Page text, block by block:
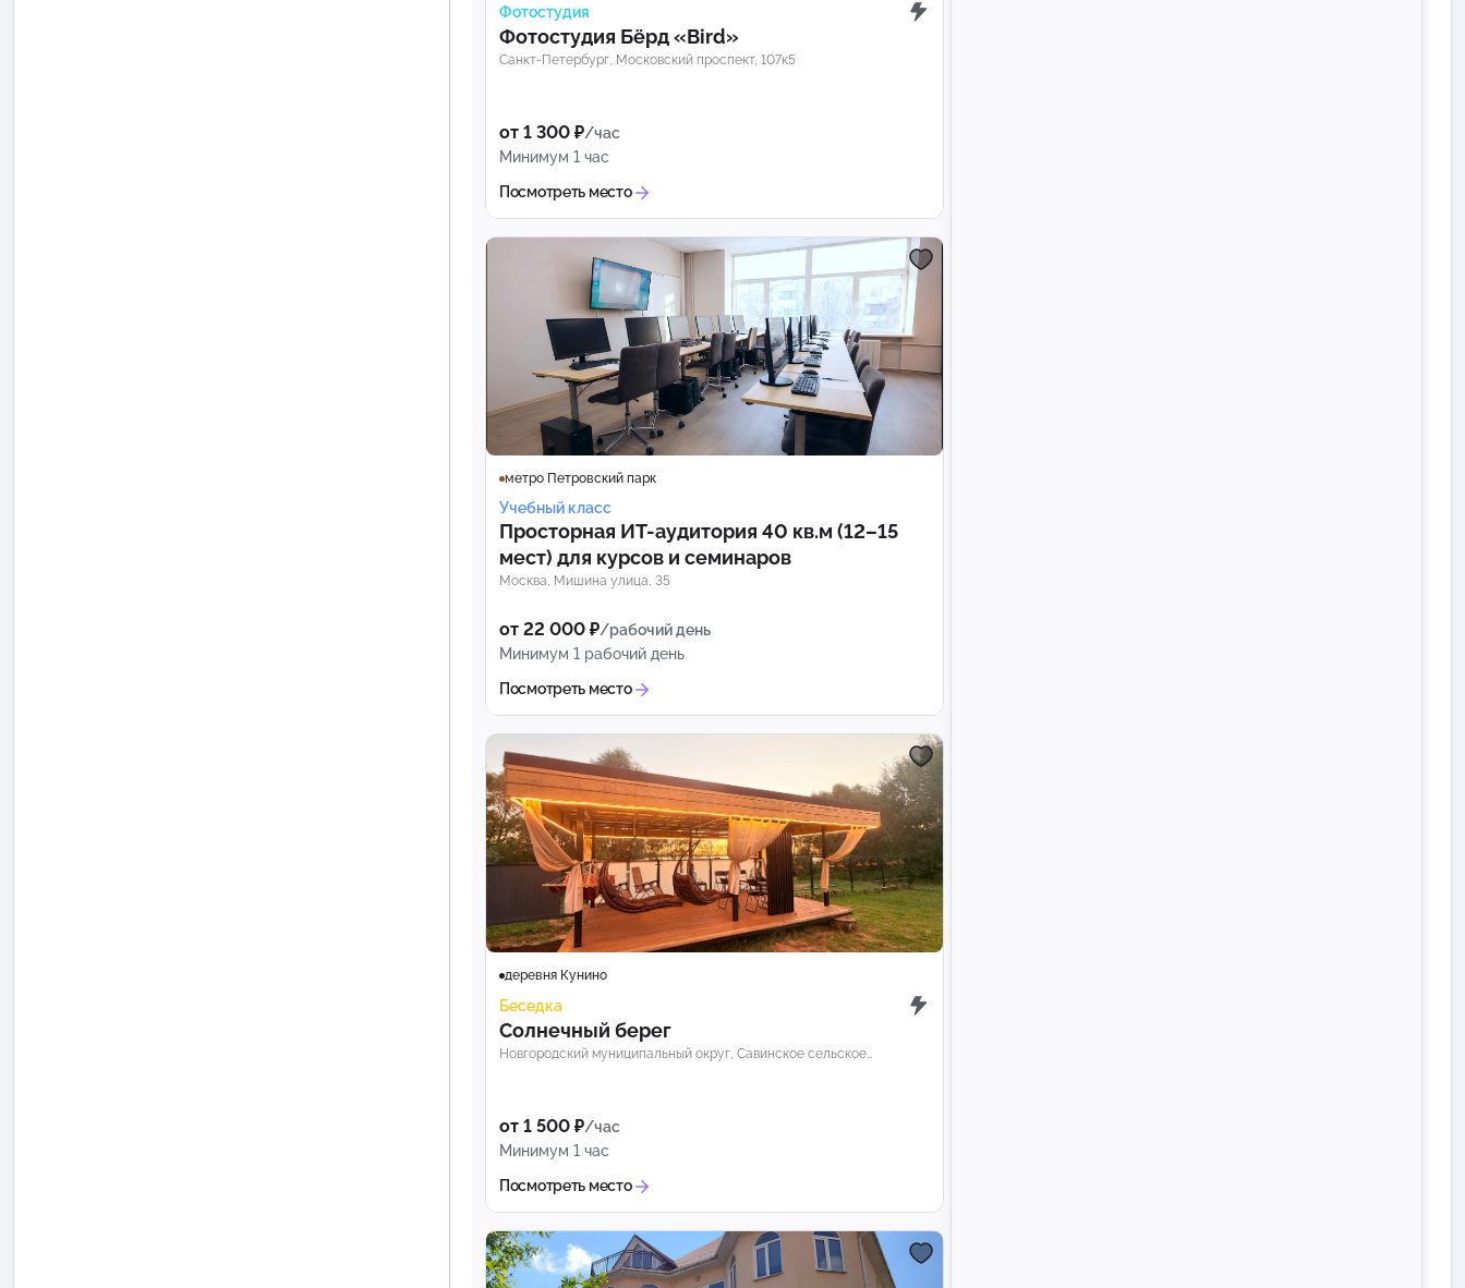
Фотостудия
Фотостудия Бёрд «Bird»
Санкт-Петербург, Московский проспект, 107к5
от 1 300 ₽/час
Минимум 1 час
Посмотреть место
метро Петровский парк
Учебный класс
Просторная ИТ-аудитория 40 кв.м (12–15
мест) для курсов и семинаров
Москва, Мишина улица, 35
от 22 000 ₽/рабочий день
Минимум 1 рабочий день
Посмотреть место
деревня Кунино
Беседка
Солнечный берег
Новгородский муниципальный округ, Савинское сельское
от 1 500 ₽/час
Минимум 1 час
Посмотреть место